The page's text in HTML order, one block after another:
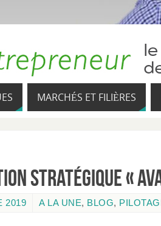
MARCHÉS ET FILIÈRES
stratégique «
2019 A LA UNE, BLOG,